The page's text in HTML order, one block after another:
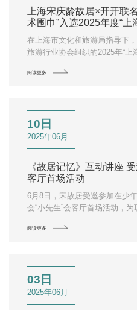
系统各部门、单位代表共30余
上海宋庆龄故居×开开联
术围巾”入选2025年度“上
在上海市文化和旅游局指导下
旅游行业协会组织的2025年“上
“1843织叙—海派艺术围巾” 成
阅读更多
10日
2025年06月
《故居记忆》互动讲座
客厅首场活动
6月8日，宋故居受邀参加在少
会“小先生”会客厅首场活动，
阅读更多
03日
2025年06月